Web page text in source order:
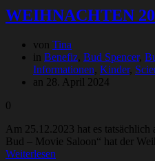
WEIHNACHTEN
von Tina
in Benefiz, Bud Spencer,
Informationen, Kinder,
an 28. April 2024
0
Am 25.12.2023 hat es
Bud – Movie Saloon“ hat der
Weiterlesen